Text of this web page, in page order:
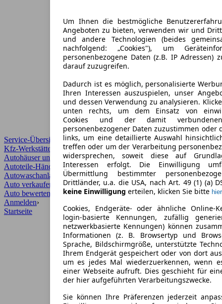
Service-Übersicht
Kfz-Werkstätten
Autohäuser und Händler
Autoteile-Händler
Autowaschanlagen
Auto verkaufen
Auto bewerten
Anmelden›
Startseite
Um Ihnen die bestmögliche
Angeboten zu bieten, verwenden wir und
und andere Technologien (beides
nachfolgend: „Cookies"), um
personenbezogene Daten (z.B. IP Adressen)
darauf zuzugreifen.
Dadurch ist es möglich, personalisierte
Ihren Interessen auszuspielen, unser
und dessen Verwendung zu analysieren.
unten rechts, um dem Einsatz von
Cookies und der damit
personenbezogener Daten zuzustimmen oder
links, um eine detaillierte Auswahl
treffen oder um der Verarbeitung
widersprechen, soweit diese auf
Interessen erfolgt. Die Einwilligung
Übermittlung bestimmter
Drittländer, u.a. die USA, nach Art. 49 (1) (a)
keine Einwilligung erteilen, klicken Sie bitte hier
Cookies, Endgeräte- oder ähnliche Online-
login-basierte Kennungen, zufällig
netzwerkbasierte Kennungen) können
Informationen (z. B. Browsertyp und
Sprache, Bildschirmgröße, unterstützte
Ihrem Endgerät gespeichert oder von dort
um es jedes Mal wiederzuerkennen, wenn
einer Webseite aufruft. Dies geschieht für
der hier aufgeführten Verarbeitungszwecke.
Sie können Ihre Präferenzen jederzeit